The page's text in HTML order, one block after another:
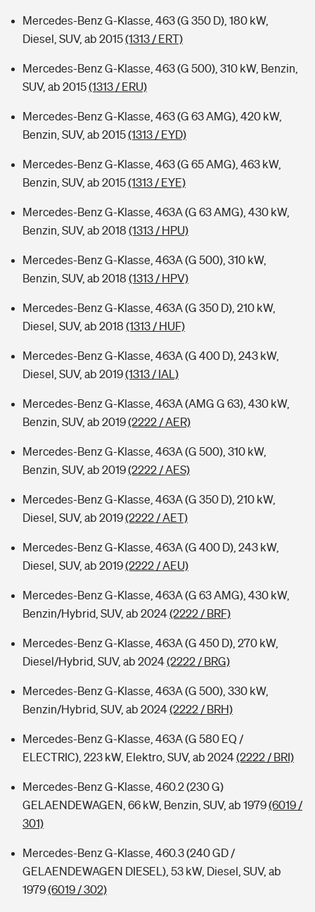
Mercedes-Benz G-Klasse, 463 (G 350 D), 180 kW,
Diesel, SUV, ab 2015(1313 / ERT)
Mercedes-Benz G-Klasse, 463 (G 500), 310 kW, Benzin,
SUV, ab 2015(1313 / ERU)
Mercedes-Benz G-Klasse, 463 (G 63 AMG), 420 kW,
Benzin, SUV, ab 2015(1313 / EYD)
Mercedes-Benz G-Klasse, 463 (G 65 AMG), 463 kW,
Benzin, SUV, ab 2015(1313 / EYE)
Mercedes-Benz G-Klasse, 463A (G 63 AMG), 430 kW,
Benzin, SUV, ab 2018 (1313 / HPU)
Mercedes-Benz G-Klasse, 463A (G 500), 310 kW,
Benzin, SUV, ab 2018 (1313 / HPV)
Mercedes-Benz G-Klasse, 463A (G 350 D), 210 kW,
Diesel, SUV, ab 2018 (1313 / HUF)
Mercedes-Benz G-Klasse, 463A (G 400 D), 243 kW,
Diesel, SUV, ab 2019(1313 / IAL)
Mercedes-Benz G-Klasse, 463A (AMG G 63), 430 kW,
Benzin, SUV, ab 2019(2222 / AER)
Mercedes-Benz G-Klasse, 463A (G 500), 310 kW,
Benzin, SUV, ab 2019(2222 / AES)
Mercedes-Benz G-Klasse, 463A (G 350 D), 210 kW,
Diesel, SUV, ab 2019(2222 / AET)
Mercedes-Benz G-Klasse, 463A (G 400 D), 243 kW,
Diesel, SUV, ab 2019(2222 / AEU)
Mercedes-Benz G-Klasse, 463A (G 63 AMG), 430 kW,
Benzin/Hybrid, SUV, ab 2024(2222 / BRF)
Mercedes-Benz G-Klasse, 463A (G 450 D), 270 kW,
Diesel/Hybrid, SUV, ab 2024(2222 / BRG)
Mercedes-Benz G-Klasse, 463A (G 500), 330 kW,
Benzin/Hybrid, SUV, ab 2024(2222 / BRH)
Mercedes-Benz G-Klasse, 463A (G 580 EQ /
ELECTRIC), 223 kW, Elektro, SUV, ab 2024(2222 / BRI)
Mercedes-Benz G-Klasse, 460.2 (230 G)
GELAENDEWAGEN, 66 kW, Benzin, SUV, ab 1979(6019 /
301)
Mercedes-Benz G-Klasse, 460.3 (240 GD /
GELAENDEWAGEN DIESEL), 53 kW, Diesel, SUV, ab
1979(6019 / 302)